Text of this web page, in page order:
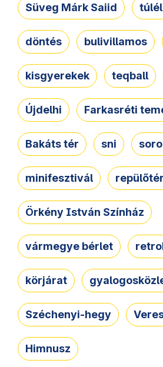
Süveg Márk Saiid
döntés bulivillamos
kisgyerekek teqball
Újdelhi Farkasréti
Bakáts tér sni
minifesztivál
Örkény István Színház
vármegye bérlet
körjárat
Széchenyi-hegy
Himnusz